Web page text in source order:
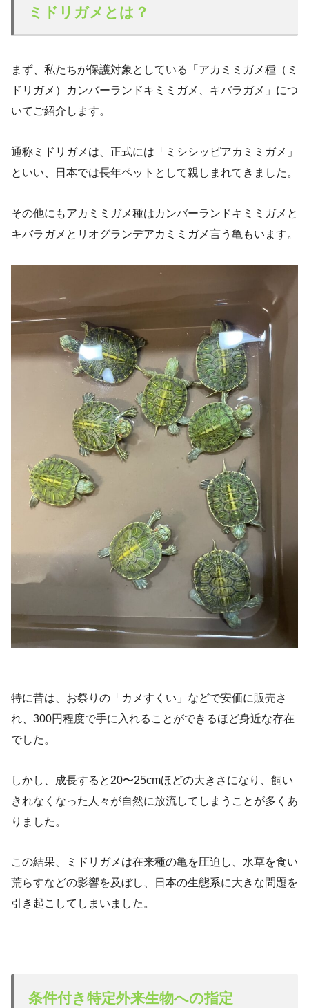
ミドリガメとは？
まず、私たちが保護対象としている「アカミミガメ種（ミ
ドリガメ）カンバーランドキミミガメ、キバラガメ」につ
いてご紹介します。
通称ミドリガメは、正式には「ミシシッピアカミミガメ」
といい、日本では長年ペットとして親しまれてきました。
その他にもアカミミガメ種はカンバーランドキミミガメと
キバラガメとリオグランデアカミミガメ言う亀もいます。
特に昔は、お祭りの「カメすくい」などで安価に販売さ
れ、300円程度で手に入れることができるほど身近な存在
でした。
しかし、成長すると20〜25cmほどの大きさになり、飼い
きれなくなった人々が自然に放流してしまうことが多くあ
りました。
この結果、ミドリガメは在来種の亀を圧迫し、水草を食い
荒らすなどの影響を及ぼし、日本の生態系に大きな問題を
引き起こしてしまいました。
条件付き特定外来生物への指定